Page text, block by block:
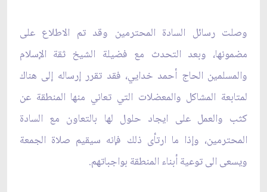
وصلت رسائل السادة المحترمين وقد تم الاطلاع على
مضمونها، وبعد التحدث مع فضيلة الشيخ ثقة الإسلام
والمسلمين الحاج أحمد خدايي، فقد تقرر إرساله إلى هناك
لمتابعة المشاكل والمعضلات التي تعاني منها المنطقة عن
كثب والعمل على ايجاد حلول لها بالتعاون مع السادة
المحترمين، وإذا ما ارتأى ذلك فإنه سيقيم صلاة الجمعة
ويسعى الى توعية أبناء المنطقة بواجباتهم.